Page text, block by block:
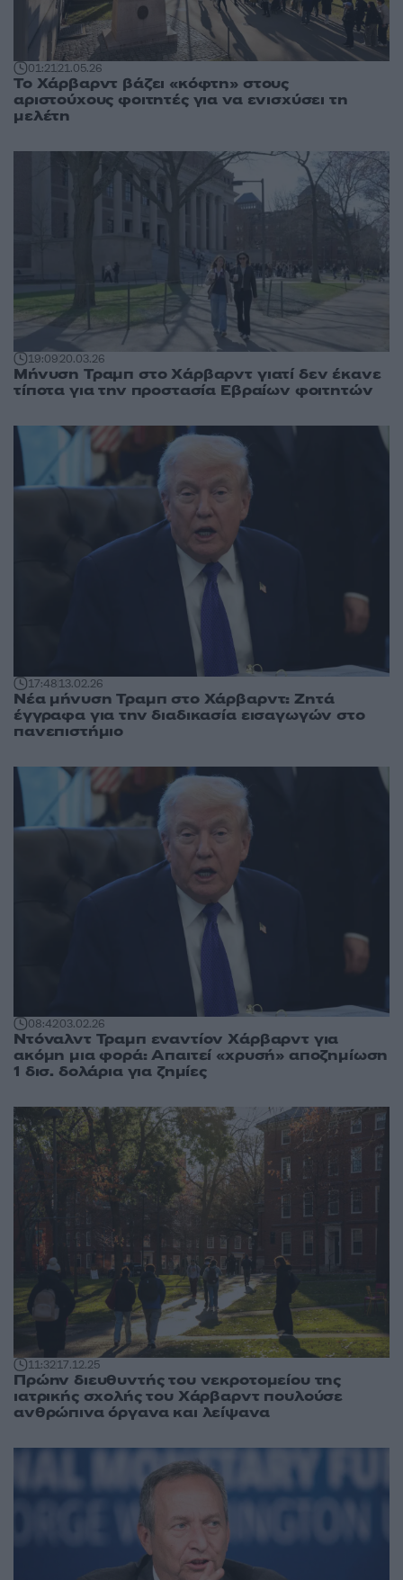
01:2121.05.26
Το Χάρβαρντ βάζει «κόφτη» στους
αριστούχους φοιτητές για να ενισχύσει τη
μελέτη
19:0920.03.26
Μήνυση Τραμπ στο Χάρβαρντ γιατί δεν έκανε
τίποτα για την προστασία Εβραίων φοιτητών
17:4813.02.26
Νέα μήνυση Τραμπ στο Χάρβαρντ: Ζητά
έγγραφα για την διαδικασία εισαγωγών στο
πανεπιστήμιο
08:4203.02.26
Ντόναλντ Τραμπ εναντίον Χάρβαρντ για
ακόμη μια φορά: Απαιτεί «χρυσή» αποζημίωση
1 δισ. δολάρια για ζημίες
11:3217.12.25
Πρώην διευθυντής του νεκροτομείου της
ιατρικής σχολής του Χάρβαρντ πουλούσε
ανθρώπινα όργανα και λείψανα